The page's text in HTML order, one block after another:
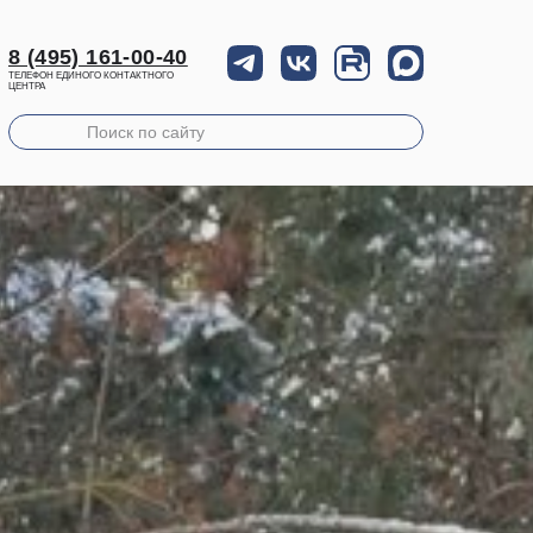
8 (495) 161-00-40
ТЕЛЕФОН ЕДИНОГО КОНТАКТНОГО
ЦЕНТРА